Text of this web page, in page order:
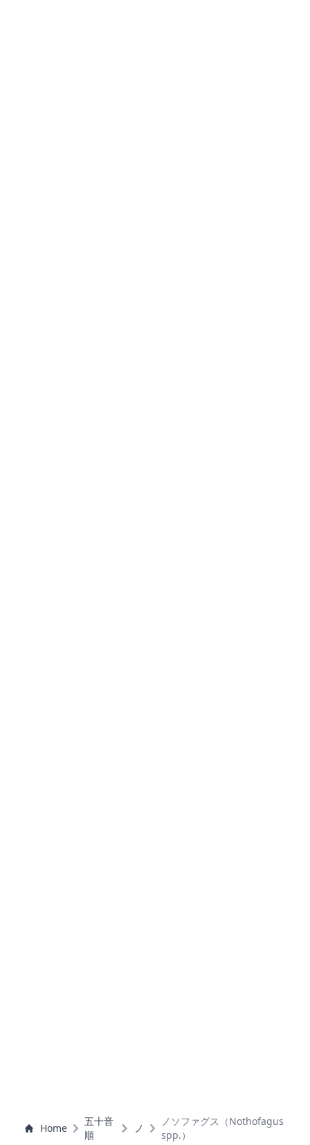
Home
五十音
順
ノ
ノソファグス（Nothofagus
spp.）